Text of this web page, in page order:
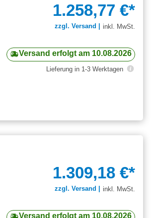
1.258,77 €*
zzgl. Versand | inkl. MwSt.
Versand erfolgt am 10.08.2026
Lieferung in 1-3 Werktagen
1.309,18 €*
zzgl. Versand | inkl. MwSt.
Versand erfolgt am 10.08.2026